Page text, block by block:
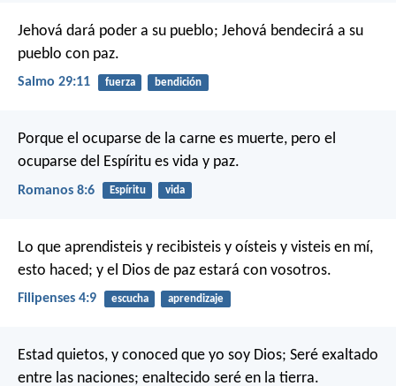
Jehová dará poder a su pueblo; Jehová bendecirá a su
pueblo con paz.
Salmo 29:11 fuerza bendición
Porque el ocuparse de la carne es muerte, pero el
ocuparse del Espíritu es vida y paz.
Romanos 8:6 Espíritu vida
Lo que aprendisteis y recibisteis y oísteis y visteis en mí,
esto haced; y el Dios de paz estará con vosotros.
Filipenses 4:9 escucha aprendizaje
Estad quietos, y conoced que yo soy Dios; Seré exaltado
entre las naciones; enaltecido seré en la tierra.